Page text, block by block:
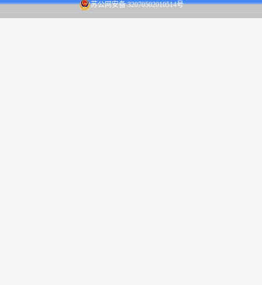
苏公网安备 32070502010514号